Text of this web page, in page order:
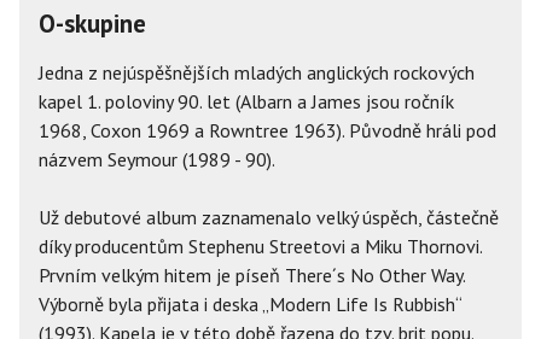
O-skupine
Jedna z nejúspěšnějších mladých anglických rockových
kapel 1. poloviny 90. let (Albarn a James jsou ročník
1968, Coxon 1969 a Rowntree 1963). Původně hráli pod
názvem Seymour (1989 - 90).
Už debutové album zaznamenalo velký úspěch, částečně
díky producentům Stephenu Streetovi a Miku Thornovi.
Prvním velkým hitem je píseň There´s No Other Way.
Výborně byla přijata i deska „Modern Life Is Rubbish“
(1993). Kapela je v této době řazena do tzv. brit popu.